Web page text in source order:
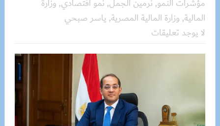
مؤشرات النمو, نرمين الجمل, نمو اقتصادي, وزارة
المالية, وزارة المالية المصرية, ياسر صبحي
لا يوجد تعليقات